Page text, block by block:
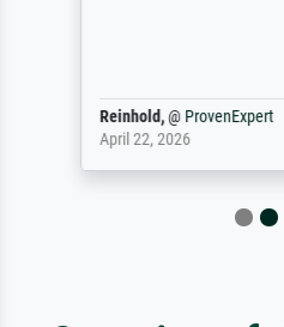
Reinhold,@ ProvenExpert
April 22, 2026